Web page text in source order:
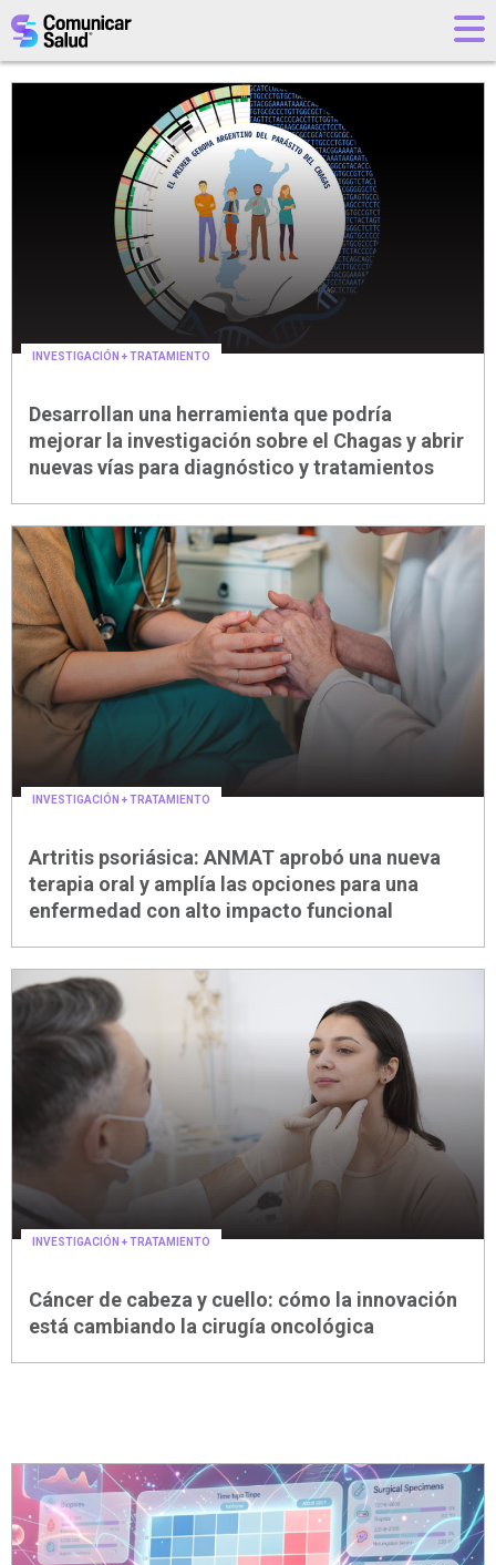
INVESTIGACIÓN + TRATAMIENTO
Desarrollan una herramienta que podría
mejorar la investigación sobre el Chagas y abrir
nuevas vías para diagnóstico y tratamientos
INVESTIGACIÓN + TRATAMIENTO
Artritis psoriásica: ANMAT aprobó una nueva
terapia oral y amplía las opciones para una
enfermedad con alto impacto funcional
INVESTIGACIÓN + TRATAMIENTO
Cáncer de cabeza y cuello: cómo la innovación
está cambiando la cirugía oncológica